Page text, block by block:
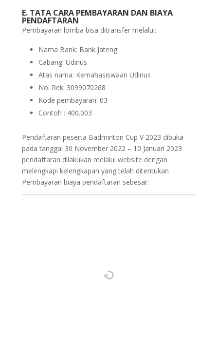
E. TATA CARA PEMBAYARAN DAN BIAYA
PENDAFTARAN
Pembayaran lomba bisa ditransfer melalui;
Nama Bank: Bank Jateng
Cabang: Udinus
Atas nama: Kemahasiswaan Udinus
No. Rek: 3099070268
Kode pembayaran: 03
Contoh : 400.003
Pendaftaran peserta Badminton Cup V 2023 dibuka
pada tanggal 30 November 2022 – 10 Januari 2023
pendaftaran dilakukan melalui website dengan
melengkapi kelengkapan yang telah ditentukan
Pembayaran biaya pendaftaran sebesar: